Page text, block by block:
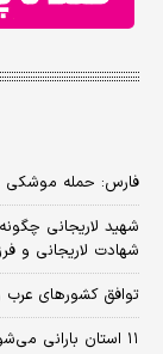
فارس: حمله موشکی
شهید لاریجانی
شهادت لاریجانی و
توافق کشورهای عرب
۱۱ استان بارانی می‌شود